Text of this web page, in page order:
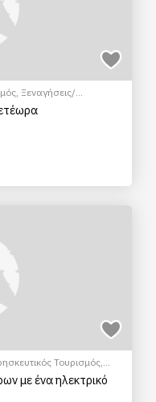
, Ξεναγήσεις/
Τουρισμός,
Φώτο Tour
με ένα ηλεκτρικό